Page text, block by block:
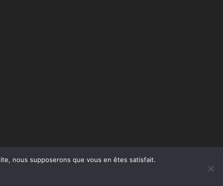
nous supposerons que vous en êtes satisfait.